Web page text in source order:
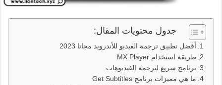
جدول محتويات المقال:
أفضل تطبيق ترجمة الفيديو للأندرويد مجانا 2023
طريقة استخدام MX Player
برنامج سريع لترجمة الفيديوهات
ما هي مميزات برنامج Get Subtitles